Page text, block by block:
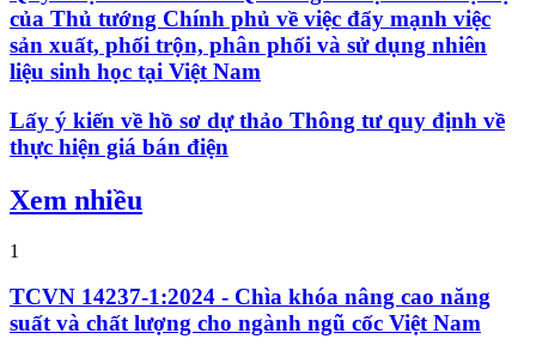
của Thủ tướng Chính phủ về việc đẩy mạnh việc
sản xuất, phối trộn, phân phối và sử dụng nhiên
liệu sinh học tại Việt Nam
Lấy ý kiến về hồ sơ dự thảo Thông tư quy định về
thực hiện giá bán điện
Xem nhiều
1
TCVN 14237-1:2024 - Chìa khóa nâng cao năng
suất và chất lượng cho ngành ngũ cốc Việt Nam